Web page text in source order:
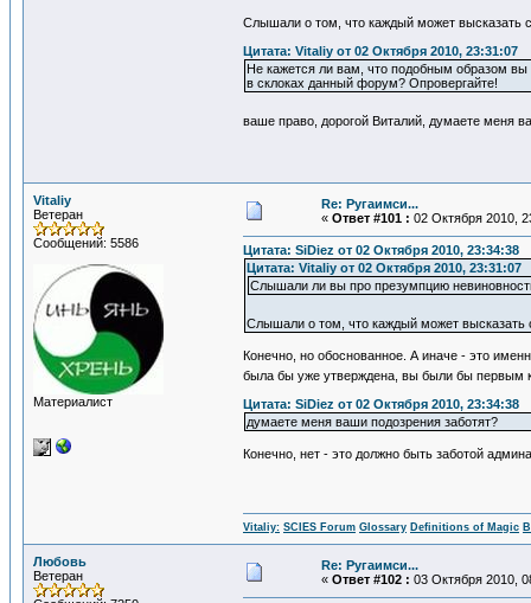
Слышали о том, что каждый может высказать
Цитата: Vitaliy от 02 Октября 2010, 23:31:07
Не кажется ли вам, что подобным образом
в склоках данный форум? Опровергайте!
ваше право, дорогой Виталий, думаете меня
Vitaliy
Ветеран
Сообщений: 5586
Материалист
Re: Ругаимси...
« Ответ #101 : 02 Октября 2010,
Цитата: SiDiеz от 02 Октября 2010, 23:34:38
Цитата: Vitaliy от 02 Октября 2010, 23:31:07
Слышали ли вы про презумпцию
Слышали о том, что каждый может высказать
Конечно, но обоснованное. А иначе - это
была бы уже утверждена, вы были бы первым
Цитата: SiDiеz от 02 Октября 2010, 23:34:38
думаете меня ваши подозрения заботят?
Конечно, нет - это должно быть заботой
Vitaliy: SCIES Forum Glossary Definitions of Magic
Любовь
Ветеран
Re: Ругаимси...
« Ответ #102 : 03 Октября 2010,